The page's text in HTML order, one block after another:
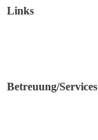
Links
Betreuung/Services